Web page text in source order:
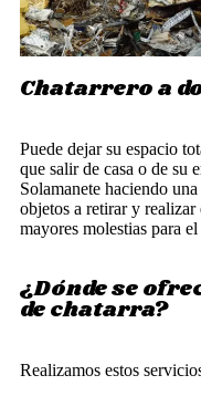
Chatarrero a
Puede dejar su espacio
que salir de casa o de su
Solamanete haciendo
objetos a retirar y
mayores molestias para
¿Dónde se
de chatarra?
Realizamos estos